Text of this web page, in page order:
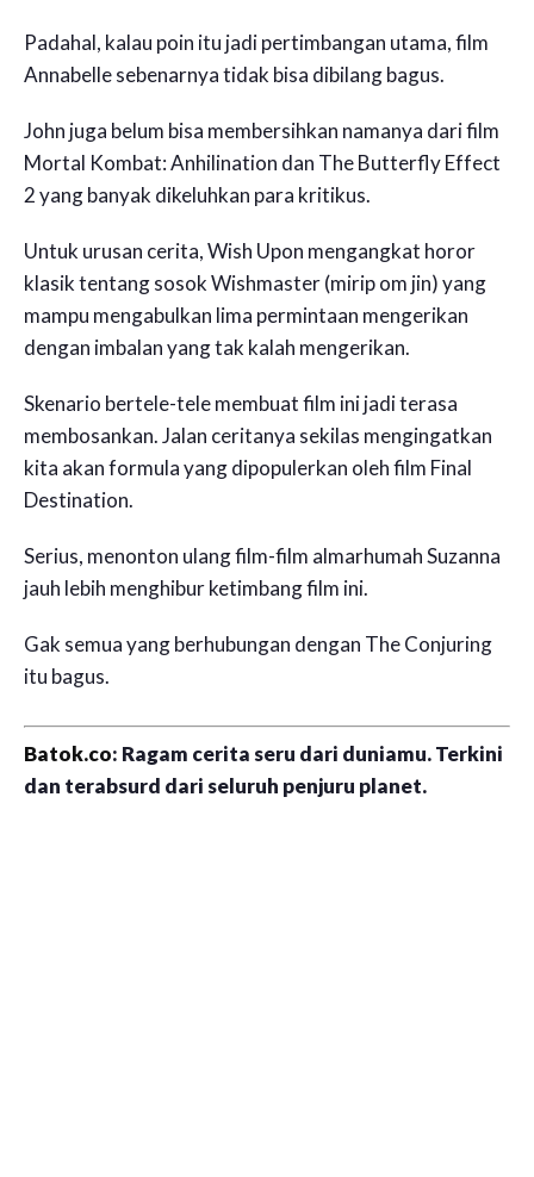
Padahal, kalau poin itu jadi pertimbangan utama, film
Annabelle sebenarnya tidak bisa dibilang bagus.
John juga belum bisa membersihkan namanya dari film
Mortal Kombat: Anhilination dan The Butterfly Effect
2 yang banyak dikeluhkan para kritikus.
Untuk urusan cerita, Wish Upon mengangkat horor
klasik tentang sosok Wishmaster (mirip om jin) yang
mampu mengabulkan lima permintaan mengerikan
dengan imbalan yang tak kalah mengerikan.
Skenario bertele-tele membuat film ini jadi terasa
membosankan. Jalan ceritanya sekilas mengingatkan
kita akan formula yang dipopulerkan oleh film Final
Destination.
Serius, menonton ulang film-film almarhumah Suzanna
jauh lebih menghibur ketimbang film ini.
Gak semua yang berhubungan dengan The Conjuring
itu bagus.
Batok.co: Ragam cerita seru dari duniamu. Terkini
dan terabsurd dari seluruh penjuru planet.